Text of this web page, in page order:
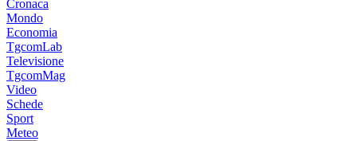
Cronaca
Mondo
Economia
TgcomLab
Televisione
TgcomMag
Video
Schede
Sport
Meteo